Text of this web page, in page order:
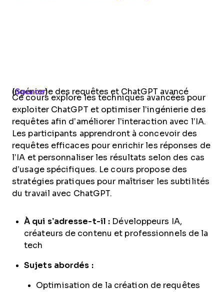
Ingénierie des requêtes et ChatGPT avancé (Source)
Ce cours explore les techniques avancées pour
exploiter ChatGPT et optimiser l’ingénierie des
requêtes afin d’améliorer l’interaction avec l’IA.
Les participants apprendront à concevoir des
requêtes efficaces pour enrichir les réponses de
l’IA et personnaliser les résultats selon des cas
d’usage spécifiques. Le cours propose des
stratégies pratiques pour maîtriser les subtilités
du travail avec ChatGPT.
À qui s’adresse-t-il : Développeurs IA,
créateurs de contenu et professionnels de la
tech
Sujets abordés :
Optimisation de la création de requêtes